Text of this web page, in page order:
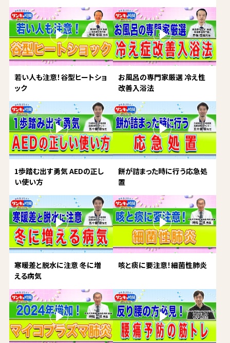
若い人も注意！谷型ヒートショ
ック
お風呂の専門家厳選 冷え性
改善入浴法
1歩踏む出す勇気 AEDの正し
い使い方
餅が詰まった時に行う応急処
置
寒暖差と脱水に注意 冬に増
える病気
咳と痰に要注意！細菌性肺炎